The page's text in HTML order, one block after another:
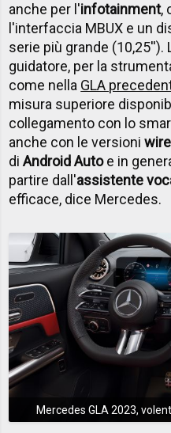
anche per l'infotainment,
l'interfaccia MBUX e un
serie più grande (10,25'').
guidatore, per la
come nella GLA
misura superiore
collegamento con lo
anche con le versioni
diAndroid Autoe in
partire dall'assistente
efficace, dice Mercedes.
Mercedes GLA 2023,